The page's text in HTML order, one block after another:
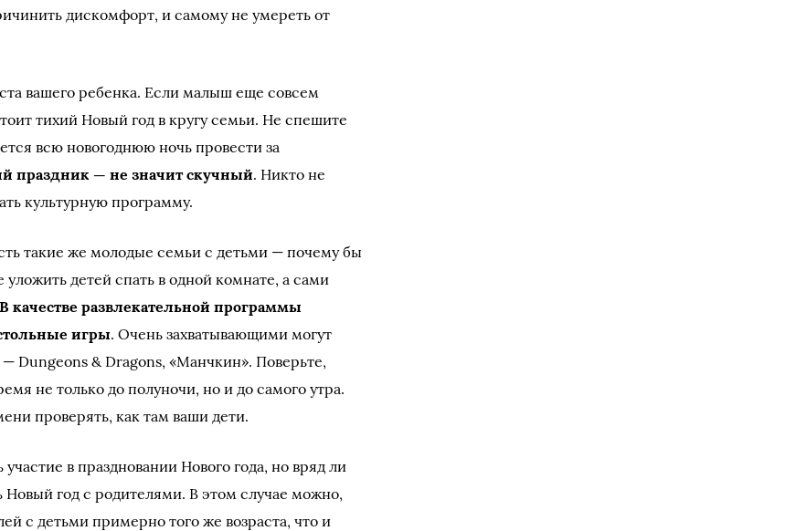
дискомфорт, и самому не умереть от
вашего ребенка. Если малыш еще совсем
тихий Новый год в кругу семьи. Не спешите
всю новогоднюю ночь провести за
праздник — не значит скучный. Никто не
культурную программу.
такие же молодые семьи с детьми — почему бы
детей спать в одной комнате, а сами
В качестве развлекательной программы
игры. Очень захватывающими могут
Dungeons & Dragons, «Манчкин». Поверьте,
не только до полуночи, но и до самого утра.
проверять, как там ваши дети.
в праздновании Нового года, но вряд ли
Новый год с родителями. В этом случае можно,
с детьми примерно того же возраста, что и